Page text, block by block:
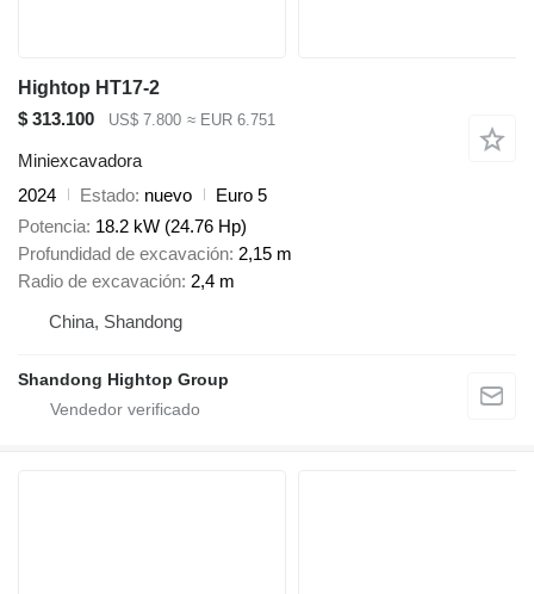
Hightop HT17-2
$ 313.100
US$ 7.800 ≈ EUR 6.751
Miniexcavadora
2024
Estado nuevo
Euro 5
Potencia 18.2 kW (24.76 Hp)
Profundidad de excavación 2,15 m
Radio de excavación 2,4 m
China, Shandong
Shandong Hightop Group